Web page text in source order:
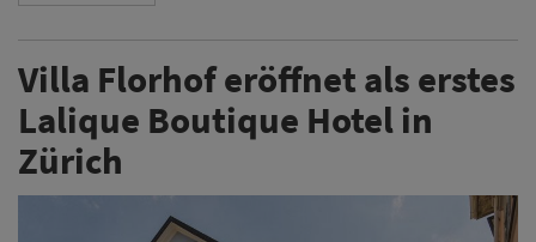
Villa Florhof eröffnet als erstes
Lalique Boutique Hotel in
Zürich